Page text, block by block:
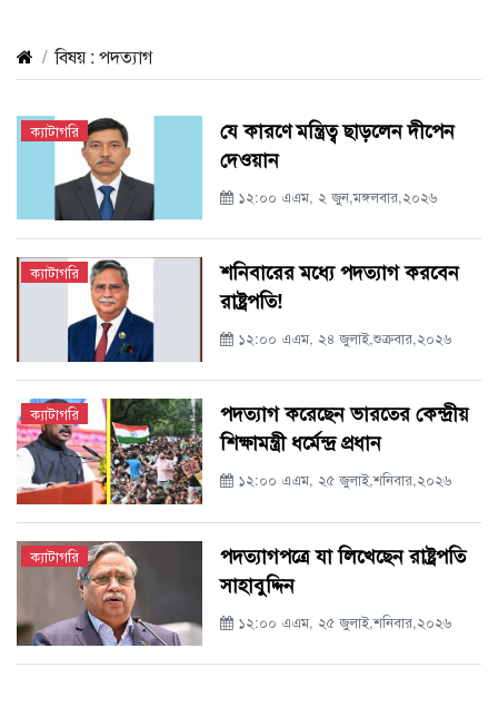
বিষয় : পদত্যাগ
ক্যাটাগরি
যে কারণে মন্ত্রিত্ব ছাড়লেন দীপেন
দেওয়ান
১২:০০ এএম, ২ জুন,মঙ্গলবার,২০২৬
ক্যাটাগরি
শনিবারের মধ্যে পদত্যাগ করবেন
রাষ্ট্রপতি!
১২:০০ এএম, ২৪ জুলাই,শুক্রবার,২০২৬
ক্যাটাগরি
পদত্যাগ করেছেন ভারতের কেন্দ্রীয়
শিক্ষামন্ত্রী ধর্মেন্দ্র প্রধান
১২:০০ এএম, ২৫ জুলাই,শনিবার,২০২৬
ক্যাটাগরি
পদত্যাগপত্রে যা লিখেছেন রাষ্ট্রপতি
সাহাবুদ্দিন
১২:০০ এএম, ২৫ জুলাই,শনিবার,২০২৬